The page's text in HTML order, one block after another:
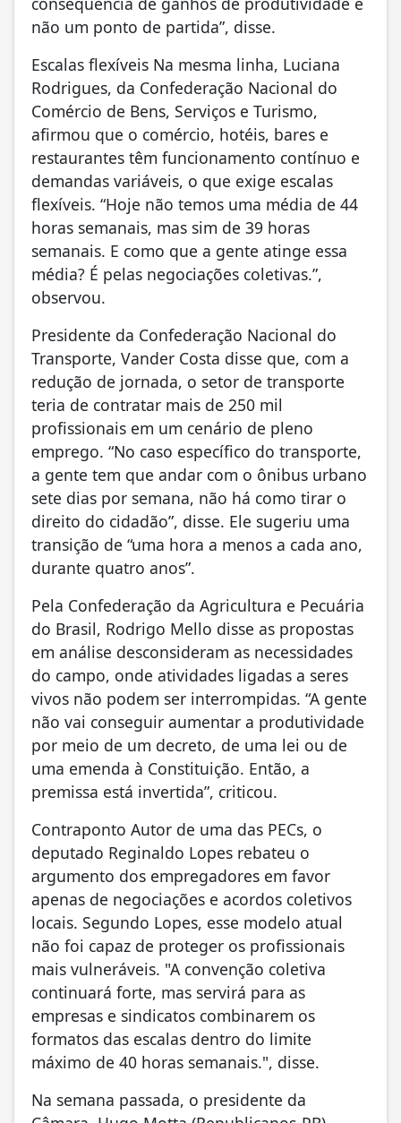
não um ponto de partida”, disse.
Escalas flexíveis Na mesma linha, Luciana
Rodrigues, da Confederação Nacional do
Comércio de Bens, Serviços e Turismo,
afirmou que o comércio, hotéis, bares e
restaurantes têm funcionamento contínuo e
demandas variáveis, o que exige escalas
flexíveis. “Hoje não temos uma média de 44
horas semanais, mas sim de 39 horas
semanais. E como que a gente atinge essa
média? É pelas negociações coletivas.”,
observou.
Presidente da Confederação Nacional do
Transporte, Vander Costa disse que, com a
redução de jornada, o setor de transporte
teria de contratar mais de 250 mil
profissionais em um cenário de pleno
emprego. “No caso específico do transporte,
a gente tem que andar com o ônibus urbano
sete dias por semana, não há como tirar o
direito do cidadão”, disse. Ele sugeriu uma
transição de “uma hora a menos a cada ano,
durante quatro anos”.
Pela Confederação da Agricultura e Pecuária
do Brasil, Rodrigo Mello disse as propostas
em análise desconsideram as necessidades
do campo, onde atividades ligadas a seres
vivos não podem ser interrompidas. “A gente
não vai conseguir aumentar a produtividade
por meio de um decreto, de uma lei ou de
uma emenda à Constituição. Então, a
premissa está invertida”, criticou.
Contraponto Autor de uma das PECs, o
deputado Reginaldo Lopes rebateu o
argumento dos empregadores em favor
apenas de negociações e acordos coletivos
locais. Segundo Lopes, esse modelo atual
não foi capaz de proteger os profissionais
mais vulneráveis. "A convenção coletiva
continuará forte, mas servirá para as
empresas e sindicatos combinarem os
formatos das escalas dentro do limite
máximo de 40 horas semanais.", disse.
Na semana passada, o presidente da